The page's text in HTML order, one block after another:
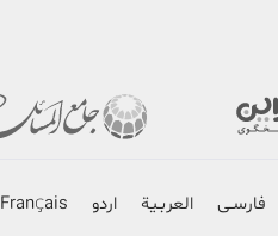
فارسـی العربـیة اردو Français